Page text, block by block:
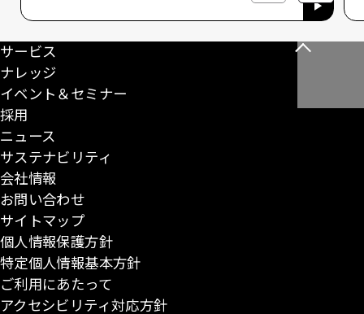
こ
サービス
ナレッジ
イベント＆セミナー
採用
ニュース
サステナビリティ
会社情報
お問い合わせ
サイトマップ
個人情報保護方針
特定個人情報基本方針
ご利用にあたって
アクセシビリティ対応方針